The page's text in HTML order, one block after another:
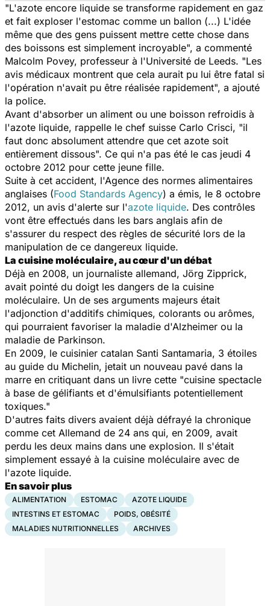
"L'azote encore liquide se transforme rapidement en gaz
et fait exploser l'estomac comme un ballon (...) L'idée
même que des gens puissent mettre cette chose dans
des boissons est simplement incroyable", a commenté
Malcolm Povey, professeur à l'Université de Leeds. "Les
avis médicaux montrent que cela aurait pu lui être fatal si
l'opération n'avait pu être réalisée rapidement", a ajouté
la police.
Avant d'absorber un aliment ou une boisson refroidis à
l'azote liquide, rappelle le chef suisse Carlo Crisci, "il
faut donc absolument attendre que cet azote soit
entièrement dissous". Ce qui n'a pas été le cas jeudi 4
octobre 2012 pour cette jeune fille.
Suite à cet accident, l'Agence des normes alimentaires
anglaises (Food Standards Agency) a émis, le 8 octobre
2012, un avis d'alerte sur l'azote liquide. Des contrôles
vont être effectués dans les bars anglais afin de
s'assurer du respect des règles de sécurité lors de la
manipulation de ce dangereux liquide.
La cuisine moléculaire, au cœur d'un débat
Déjà en 2008, un journaliste allemand, Jörg Zipprick,
avait pointé du doigt les dangers de la cuisine
moléculaire. Un de ses arguments majeurs était
l'adjonction d'additifs chimiques, colorants ou arômes,
qui pourraient favoriser la maladie d'Alzheimer ou la
maladie de Parkinson.
En 2009, le cuisinier catalan Santi Santamaria, 3 étoiles
au guide du Michelin, jetait un nouveau pavé dans la
marre en critiquant dans un livre cette "cuisine spectacle
à base de gélifiants et d'émulsifiants potentiellement
toxiques."
D'autres faits divers avaient déjà défrayé la chronique
comme cet Allemand de 24 ans qui, en 2009, avait
perdu les deux mains dans une explosion. Il s'était
simplement essayé à la cuisine moléculaire avec de
l'azote liquide.
En savoir plus
ALIMENTATION ESTOMAC
AZOTE LIQUIDE
INTESTINS ET ESTOMAC
POIDS, OBÉSITÉ
MALADIES NUTRITIONNELLES
ARCHIVES